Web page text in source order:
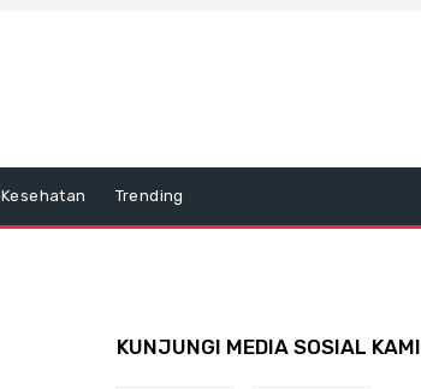
Kesehatan Trending
KUNJUNGI MEDIA SOSIAL KAMI